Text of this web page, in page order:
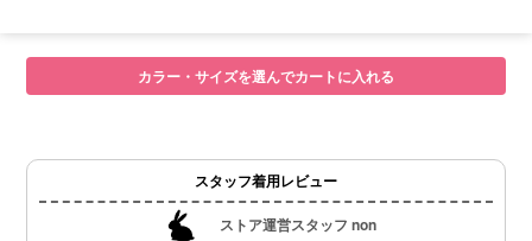
カラー・サイズを選んでカートに入れる
スタッフ着用レビュー
ストア運営スタッフ non